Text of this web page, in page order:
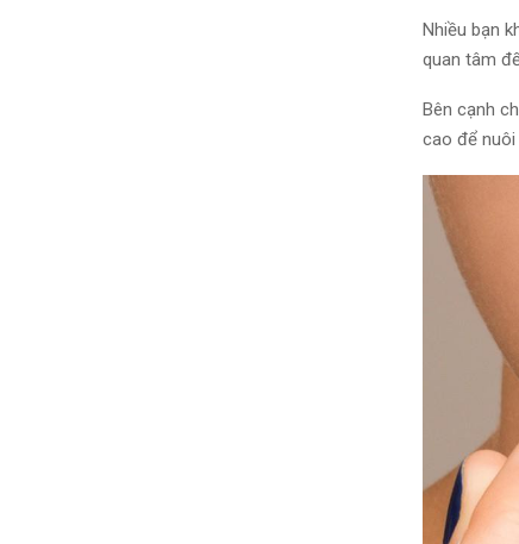
Nhiều bạn
quan tâm
Bên cạnh
cao để nuôi